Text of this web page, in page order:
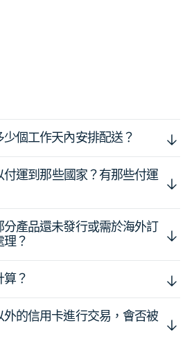
個工作天內安排配送？
運到那些國家？有那些付運
產品還未發行或需於海外訂
？
？
的信用卡進行交易，會否被